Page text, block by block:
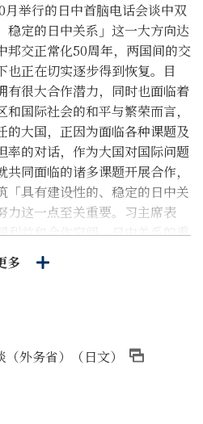
举行的日中首脑电话会谈中双
稳定的日中关系」这一大方向达
邦交正常化50周年，两国间的交
也正在切实逐步得到恢复。目
有很大合作潜力，同时也面临着
国际社会的和平与繁荣而言，
的大国，正因为面临各种课题及
率的对话，作为大国对国际问题
同面临的诸多课题开展合作，
「具有建设性的、稳定的日中关
力这一点至关重要。习主席表
利益和合作空间。日中关系的重
首相一道，共同构建契合新时代
势在内的东海局势、以及今年
区（EEZ）在内的日本近海发
的军事性活动等表明了严重关
日中安保对话等加强沟通达成
多
（外务省）（日文）